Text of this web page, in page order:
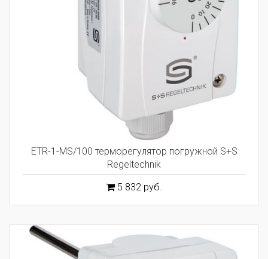
ETR-1-MS/100 терморегулятор погружной S+S
Regeltechnik
5 832 руб.